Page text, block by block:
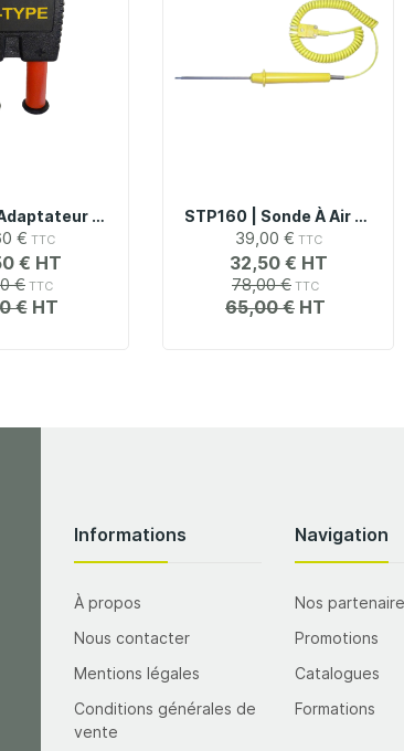
DP26-A | Adaptateur De Mesure Pour Thermocouple Type K
€
€
€
€
STP160 | Sonde À Air Type K -40°C À +510°C
39,00 €
32,50 €
78,00 €
65,00 €
Informations
À propos
Nous contacter
Mentions légales
Conditions générales de
vente
Navigation
Nos
Promotions
Catalogues
Formations